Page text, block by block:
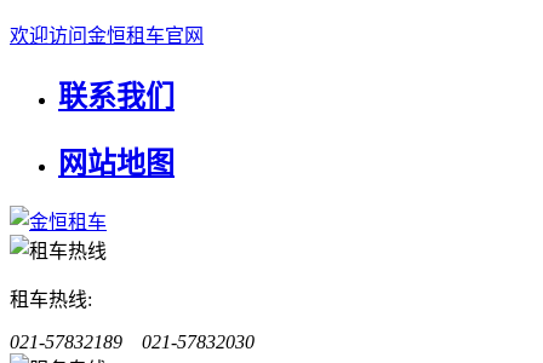
欢迎访问金恒租车官网
联系我们
网站地图
租车热线:
021-57832189 021-57832030